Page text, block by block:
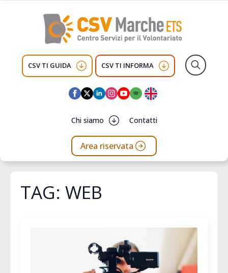
CSV TI GUIDA CSV TI INFORMA
Chi siamo Contatti
Area riservata
TAG: WEB